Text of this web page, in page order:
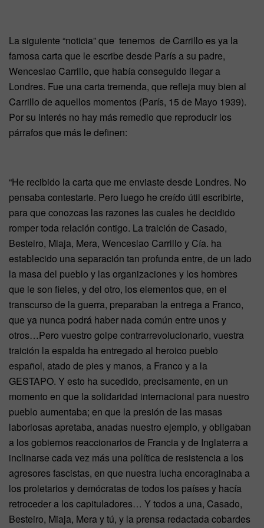
La siguiente “noticia” que tenemos de Carrillo es ya la
famosa carta que le escribe desde París a su padre,
Wenceslao Carrillo, que había conseguido llegar a
Londres. Fue una carta tremenda, que refleja muy bien al
Carrillo de aquellos momentos (París, 15 de Mayo 1939).
Por su interés no hay más remedio que reproducir los
párrafos que más le definen:
“He recibido la carta que me enviaste desde Londres. No
pensaba contestarte. Pero luego he creído útil escribirte,
para que conozcas las razones las cuales he decidido
romper toda relación contigo. La traición de Casado,
Besteiro, Miaja, Mera, Wenceslao Carrillo y Cía. ha
establecido una separación tan profunda entre, de un lado
la masa del pueblo y las organizaciones y los hombres
que le son fieles, y del otro, los elementos que, en el
transcurso de la guerra, preparaban la entrega a Franco,
que ya nunca podrá haber nada común entre unos y
otros…Pero vuestro golpe contrarrevolucionario, vuestra
traición la espalda ha entregado al heroico pueblo
español, atado de pies y manos, a Franco y a la
GESTAPO. Y esto ha sucedido, precisamente, en un
momento en que la solidaridad internacional para nuestro
pueblo aumentaba; en que la presión de las masas
laboriosas apretaba, anadas nuestro ejemplo, y obligaban
a los gobiernos reaccionarios de Francia y de Inglaterra a
inclinarse cada vez más una política de resistencia a los
agresores fascistas, en que nuestra lucha encoraginaba a
los proletarios y demócratas de todos los países y hacía
retroceder a los capituladores… Y todos a una, Casado,
Besteiro, Miaja, Mera y tú, y la prensa redactada cobardes